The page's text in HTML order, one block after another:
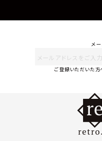
メ
ご登録いただいた方